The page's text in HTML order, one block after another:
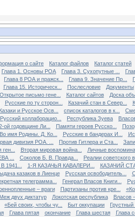
о сайте Каталог файлов
Каталог статей
Глава 1. Основы РОА Глава 3. Сухопутные ...
Глава 8 РОА и пражск... Глава 9. Значение Пр...
Глава 15. Историческ... Послесловие
Документы
Открытое письмо гене... Каталог сайтов
Доска
Русские по ту сторон... Казачий стан в Север...
Казаки и Русское Осв... список каталогов в к...
Русский коллаборацио... Республика Зуева
ой годовщине Ли... Памяти героев Русско...
Во имя Родины. Д. Ко... Русские в бандерах И...
дивизия РОА. ... Против Гитлера и Ста...
Вторая мировая война...
Личные
...
Соколов Б. В. Правда...
Реалии советского
1941...
1-Я КАЗАЧЬЯ КАВАЛЕРИ...
КАЗАЧИЙ
казаков в Лиенце Русская освободитель...
телеграмма... Генерал Власов Книги...
– враги Партизаны против кре...
Меж двух диктатур Локотская республика
Власов
«Бей своих, чтобы чу... Быт оккупации
Грустный
Глава пятая окончание Глава шестая
Глава